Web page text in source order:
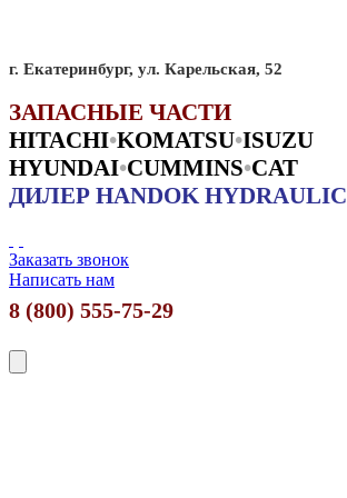
г. Екатеринбург, ул. Карельская, 52
ЗАПАСНЫЕ ЧАСТИ
HITACHI•KOMATSU•ISUZU
HYUNDAI•CUMMINS•CAT
ДИЛЕР HANDOK HYDRAULIC
Заказать звонок
Написать нам
8 (800) 555-75-29